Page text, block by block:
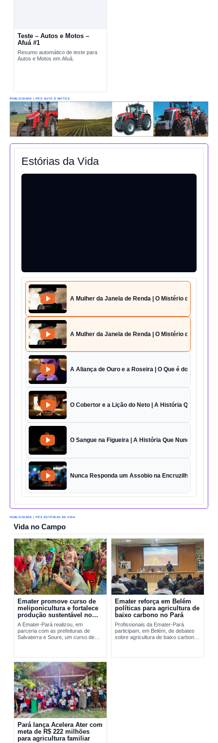
Teste – Autos e Motos –
Afuá #1
Resumo automático de teste para
Autos e Motos em Afuá.
PUBLICIDADE | PÓS AUTO E MOTOS
Estórias da Vida
A Mulher da Janela de Renda | O Mistério da Casa 42
A Mulher da Janela de Renda | O Mistério da Casa 42
A Aliança de Ouro e a Roseira | O Que é do Amor
O Cobertor e a Lição do Neto | A História Que Vai Te
O Sangue na Figueira | A História Que Nunca Foi
Nunca Responda um Assobio na Encruzilhada | O
PUBLICIDADE | PÓS ESTÓRIAS DA VIDA
Vida no Campo
Emater promove curso de
meliponicultura e fortalece
produção sustentável no
Marajó
A Emater-Pará realizou, em
parceria com as prefeituras de
Salvaterra e Soure, um curso de
sustentável de...
Emater reforça em Belém
políticas para agricultura de
baixo carbono no Pará
Profissionais da Emater-Pará
participam, em Belém, de debates
sobre agricultura de baixo carbono
Pará lança Acelera Ater com
meta de R$ 222 milhões
para agricultura familiar